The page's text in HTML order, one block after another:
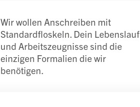
Wir wollen Anschreiben mit
Standardfloskeln. Dein Lebenslauf
und Arbeitszeugnisse sind die
einzigen Formalien die wir
benötigen.